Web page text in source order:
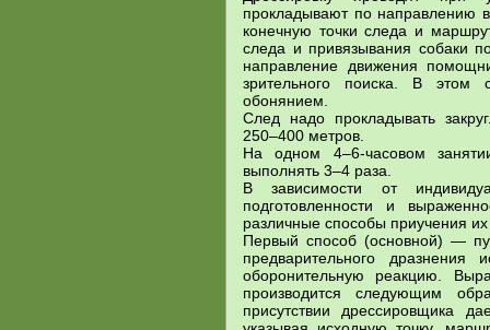
прокладывают по направлению
конечную точки следа и
следа и привязывания собаки
направление движения
зрительного поиска. В этом
обонянием.
След надо прокладывать
250–400 метров.
На одном 4–6-часовом
выполнять 3–4 раза.
В зависимости от
подготовленности и
различные способы приучения
Первый способ (основной) —
предварительного
оборонительную реакцию.
производится следующим
присутствии дрессировщика